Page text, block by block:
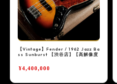
【Vintage】Fender / 1962 Jazz Ba
ss Sunburst 【渋谷店】【高解像度
¥4,400,000